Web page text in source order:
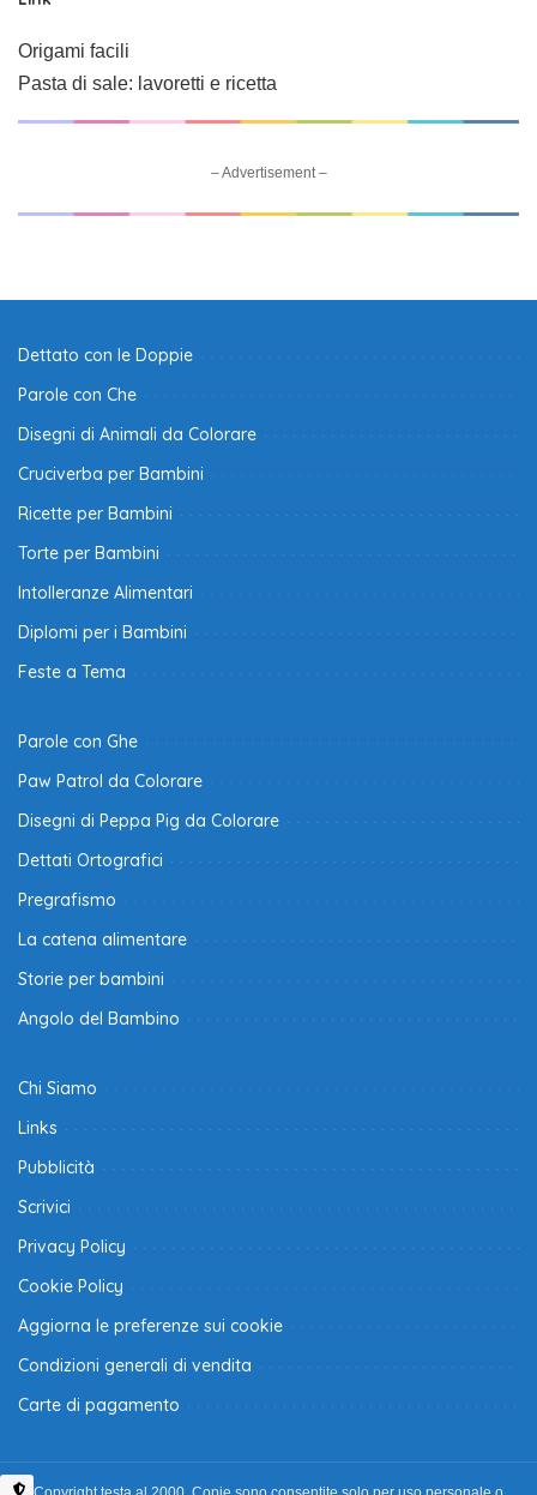
Origami facili
Pasta di sale: lavoretti e ricetta
– Advertisement –
Dettato con le Doppie
Parole con Che
Disegni di Animali da Colorare
Cruciverba per Bambini
Ricette per Bambini
Torte per Bambini
Intolleranze Alimentari
Diplomi per i Bambini
Feste a Tema
Parole con Ghe
Paw Patrol da Colorare
Disegni di Peppa Pig da Colorare
Dettati Ortografici
Pregrafismo
La catena alimentare
Storie per bambini
Angolo del Bambino
Chi Siamo
Links
Pubblicità
Scrivici
Privacy Policy
Cookie Policy
Aggiorna le preferenze sui cookie
Condizioni generali di vendita
Carte di pagamento